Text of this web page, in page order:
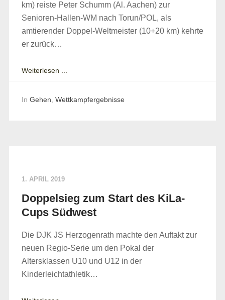
km) reiste Peter Schumm (Al. Aachen) zur
Senioren-Hallen-WM nach Torun/POL, als
amtierender Doppel-Weltmeister (10+20 km) kehrte
er zurück…
Weiterlesen ...
In Gehen Wettkampfergebnisse
1. APRIL 2019
Doppelsieg zum Start des KiLa-
Cups Südwest
Die DJK JS Herzogenrath machte den Auftakt zur
neuen Regio-Serie um den Pokal der
Altersklassen U10 und U12 in der
Kinderleichtathletik…